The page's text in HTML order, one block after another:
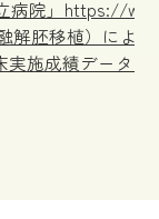
病院」https://
胚移植）によ
施成績データ